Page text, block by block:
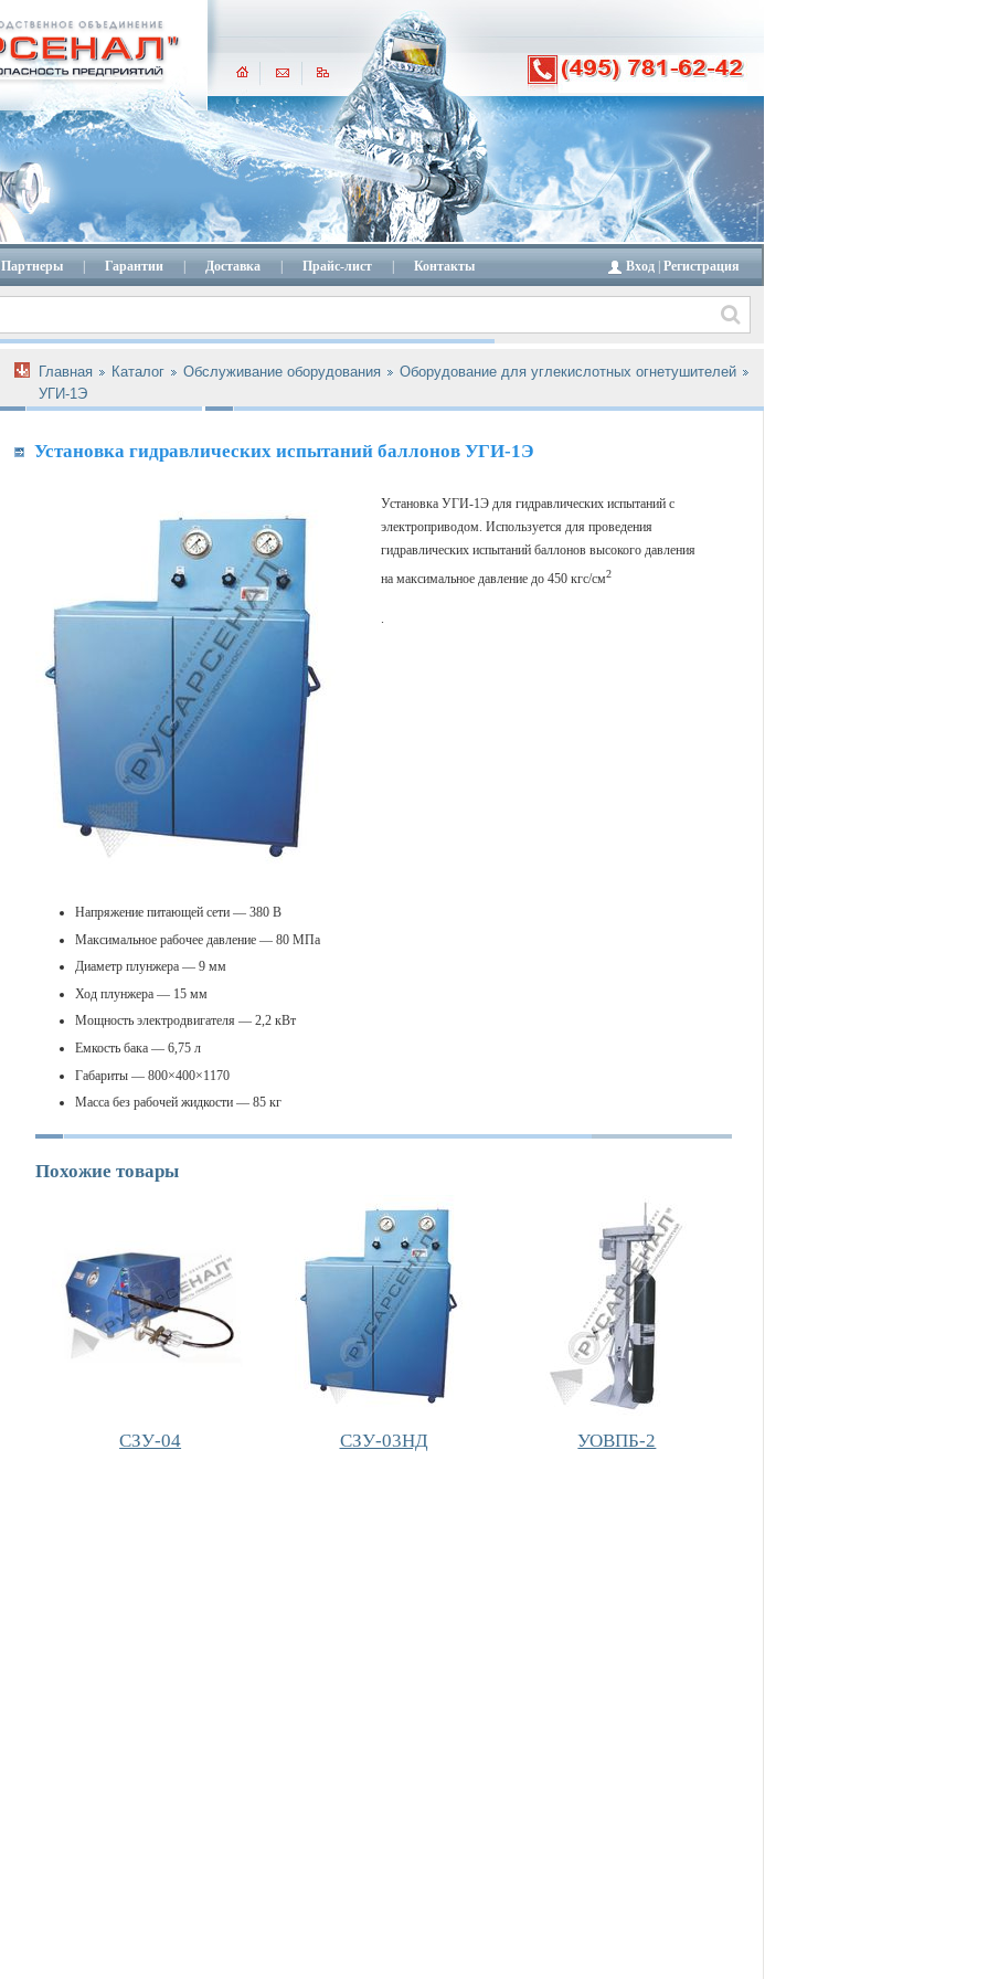
Партнеры Гарантии Доставка Прайс-лист Контакты Вход Регистрация
Главная Каталог Обслуживание оборудования
Оборудование для углекислотных огнетушителей
УГИ-1Э
Установка гидравлических испытаний баллонов УГИ-1Э
Установка УГИ-1Э для гидравлических испытаний с
электроприводом. Используется для проведения
гидравлических испытаний баллонов высокого давления
на максимальное давление до 450 кгс/см2
.
Напряжение питающей сети — 380 В
Максимальное рабочее давление — 80 МПа
Диаметр плунжера — 9 мм
Ход плунжера — 15 мм
Мощность электродвигателя — 2,2 кВт
Емкость бака — 6,75 л
Габариты — 800×400×1170
Масса без рабочей жидкости — 85 кг
Похожие товары
СЗУ-04 СЗУ-03НД УОВПБ-2